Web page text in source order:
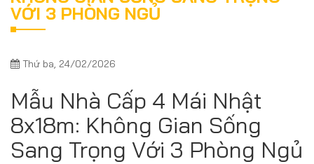
VỚI 3 PHÒNG NGỦ
Thứ ba, 24/02/2026
Mẫu Nhà Cấp 4 Mái Nhật
8x18m: Không Gian Sống
Sang Trọng Với 3 Phòng Ngủ